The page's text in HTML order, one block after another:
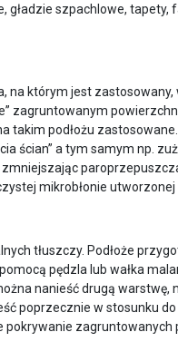
gładzie szpachlowe, tapety,
na którym jest
zagruntowanym
takim podłożu
ścian” a tym samym np.
mikrobłonie utworzonej
tłuszczy. Podłoże
pędzla lub wałka
nanieść drugą warstwę,
poprzecznie w stosunku
pokrywanie